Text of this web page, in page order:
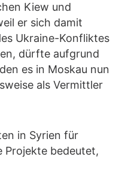
Kiew und
er sich damit
Ukraine-Konfliktes
dürfte aufgrund
es in Moskau nun
als Vermittler
in Syrien für
Projekte bedeutet,